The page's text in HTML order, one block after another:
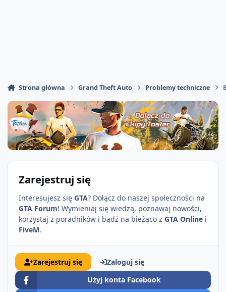
Strona główna Grand Theft Auto Problemy techniczne
Zarejestruj się
Interesujesz się GTA? Dołącz do naszej społeczności na
GTA Forum! Wymieniaj się wiedzą, poznawaj nowości,
korzystaj z poradników i bądź na bieżąco z GTA Online i
FiveM.
Zarejestruj się
Zaloguj się
Użyj konta Facebook